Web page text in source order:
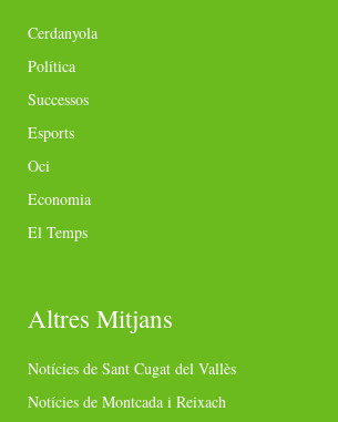
Cerdanyola
Política
Successos
Esports
Oci
Economia
El Temps
Altres Mitjans
Notícies de Sant Cugat del Vallès
Notícies de Montcada i Reixach